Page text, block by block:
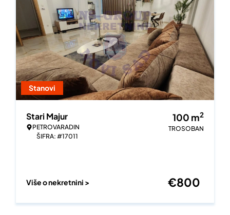
Stanovi
Stari Majur
PETROVARADIN
ŠIFRA: #17011
100 m2
TROSOBAN
Više o nekretnini > €800